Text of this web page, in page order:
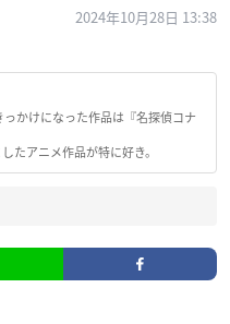
2024年10月28日 13:38
かけになった作品は『名探偵コナ
たアニメ作品が特に好き。